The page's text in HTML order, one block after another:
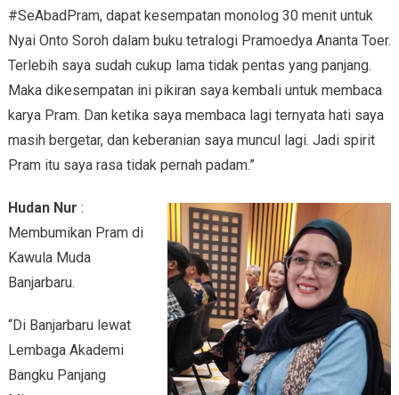
#SeAbadPram, dapat kesempatan monolog 30 menit untuk
Nyai Onto Soroh dalam buku tetralogi Pramoedya Ananta Toer.
Terlebih saya sudah cukup lama tidak pentas yang panjang.
Maka dikesempatan ini pikiran saya kembali untuk membaca
karya Pram. Dan ketika saya membaca lagi ternyata hati saya
masih bergetar, dan keberanian saya muncul lagi. Jadi spirit
Pram itu saya rasa tidak pernah padam.”
Hudan Nur :
Membumikan Pram di
Kawula Muda
Banjarbaru.
“Di Banjarbaru lewat
Lembaga Akademi
Bangku Panjang